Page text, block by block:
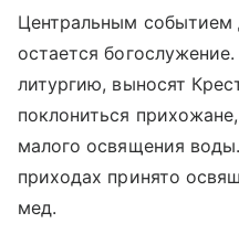
Центральным событием
остается
литургию, выносят
поклониться
малого освящения
приходах принято
мед.